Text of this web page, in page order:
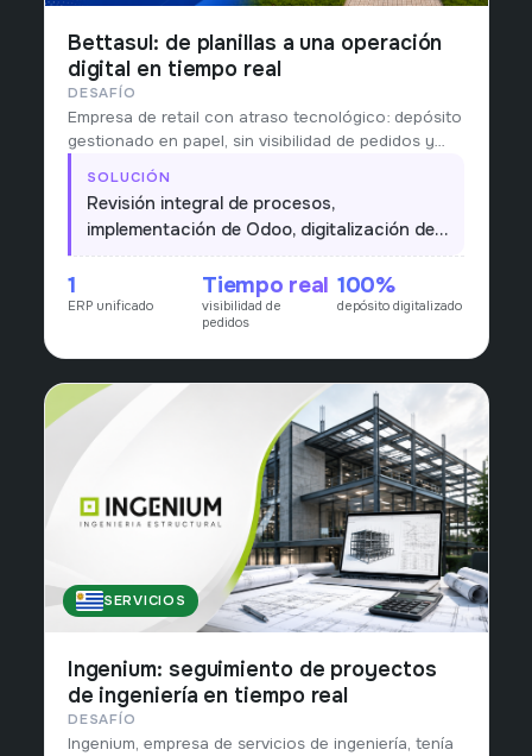
Bettasul: de planillas a una operación
digital en tiempo real
DESAFÍO
Empresa de retail con atraso tecnológico: depósito
gestionado en papel, sin visibilidad de pedidos y
procesos heterogéneos entre áreas.
SOLUCIÓN
Revisión integral de procesos,
implementación de Odoo, digitalización del
depósito y visión en tiempo real de pedidos
de punta a punta.
1
ERP unificado
Tiempo real
visibilidad de
pedidos
100%
depósito digitalizado
URUGUAY
SERVICIOS
Ingenium: seguimiento de proyectos
de ingeniería en tiempo real
DESAFÍO
Ingenium, empresa de servicios de ingeniería, tenía